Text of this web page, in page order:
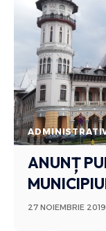
ANUNȚ
27 NOIEMBRIE 2019